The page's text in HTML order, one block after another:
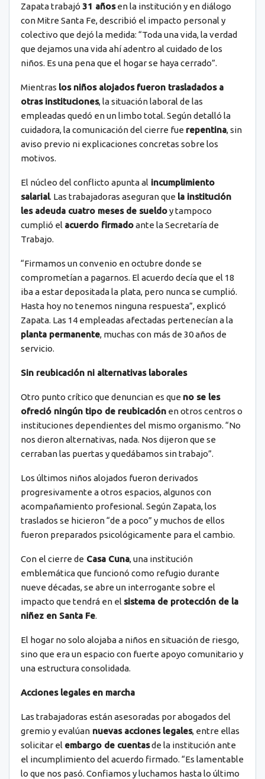
Zapata trabajó 31 añosen la institución y en diálogo
con Mitre Santa Fe, describió el impacto personal y
colectivo que dejó la medida: “Toda una vida, la verdad
que dejamos una vida ahí adentro al cuidado de los
niños. Es una pena que el hogar se haya cerrado”.
Mientras los niños alojados fueron trasladados a
otras instituciones, la situación laboral de las
empleadas quedó en un limbo total. Según detalló la
cuidadora, la comunicación del cierre fue repentina, sin
aviso previo ni explicaciones concretas sobre los
motivos.
El núcleo del conflicto apunta al incumplimiento
salarial. Las trabajadoras aseguran que la institución
les adeuda cuatro meses de sueldoy tampoco
cumplió el acuerdo firmadoante la Secretaría de
Trabajo.
“Firmamos un convenio en octubre donde se
comprometían a pagarnos. El acuerdo decía que el 18
iba a estar depositada la plata, pero nunca se cumplió.
Hasta hoy no tenemos ninguna respuesta”, explicó
Zapata. Las 14 empleadas afectadas pertenecían a la
planta permanente, muchas con más de 30 años de
servicio.
Sin reubicación ni alternativas laborales
Otro punto crítico que denuncian es que no se les
ofreció ningún tipo de reubicación en otros centros o
instituciones dependientes del mismo organismo. “No
nos dieron alternativas, nada. Nos dijeron que se
cerraban las puertas y quedábamos sin trabajo”.
Los últimos niños alojados fueron derivados
progresivamente a otros espacios, algunos con
acompañamiento profesional. Según Zapata, los
traslados se hicieron “de a poco” y muchos de ellos
fueron preparados psicológicamente para el cambio.
Con el cierre de Casa Cuna, una institución
emblemática que funcionó como refugio durante
nueve décadas, se abre un interrogante sobre el
impacto que tendrá en el sistema de protección de la
niñez en Santa Fe.
El hogar no solo alojaba a niños en situación de riesgo,
sino que era un espacio con fuerte apoyo comunitario y
una estructura consolidada.
Acciones legales en marcha
Las trabajadoras están asesoradas por abogados del
gremio y evalúan nuevas acciones legales, entre ellas
solicitar el embargo de cuentasde la institución ante
el incumplimiento del acuerdo firmado. “Es lamentable
lo que nos pasó. Confiamos y luchamos hasta lo último